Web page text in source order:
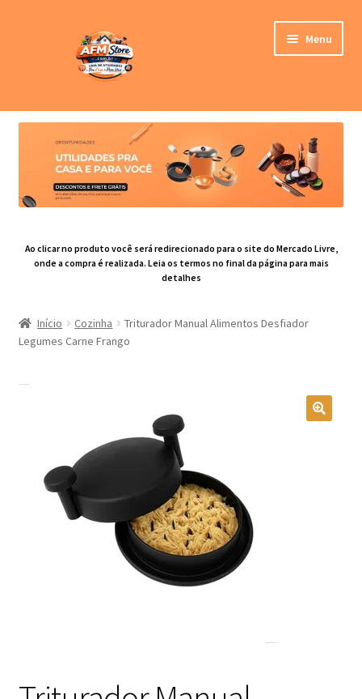
Menu
Loja
Categoria de Produtos
menu
Blog
Ao clicar no produto você será redirecionado para o site do Mercado Livre,
onde a compra é realizada. Leia os termos no final da página para mais
detalhes
Início Cozinha
Triturador Manual Alimentos Desfiador
Legumes Carne Frango